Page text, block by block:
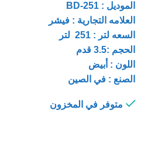
الموديل : BD-251
العلامه التجارية : فيشر
السعه لتر : 251 لتر
الحجم :3.5 قدم
اللون : أبيض
الصنع : في الصين
متوفر في المخزون